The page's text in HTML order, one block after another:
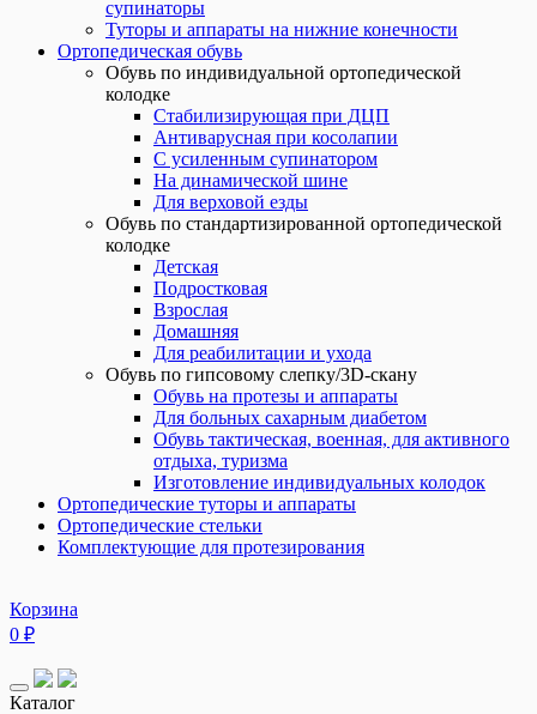
супинаторы
Туторы и аппараты на нижние конечности
Ортопедическая обувь
Обувь по индивидуальной ортопедической
колодке
Стабилизирующая при ДЦП
Антиварусная при косолапии
С усиленным супинатором
На динамической шине
Для верховой езды
Обувь по стандартизированной ортопедической
колодке
Детская
Подростковая
Взрослая
Домашняя
Для реабилитации и ухода
Обувь по гипсовому слепку/3D-скану
Обувь на протезы и аппараты
Для больных сахарным диабетом
Обувь тактическая, военная, для активного
отдыха, туризма
Изготовление индивидуальных колодок
Ортопедические туторы и аппараты
Ортопедические стельки
Комплектующие для протезирования
Корзина
0 ₽
Каталог